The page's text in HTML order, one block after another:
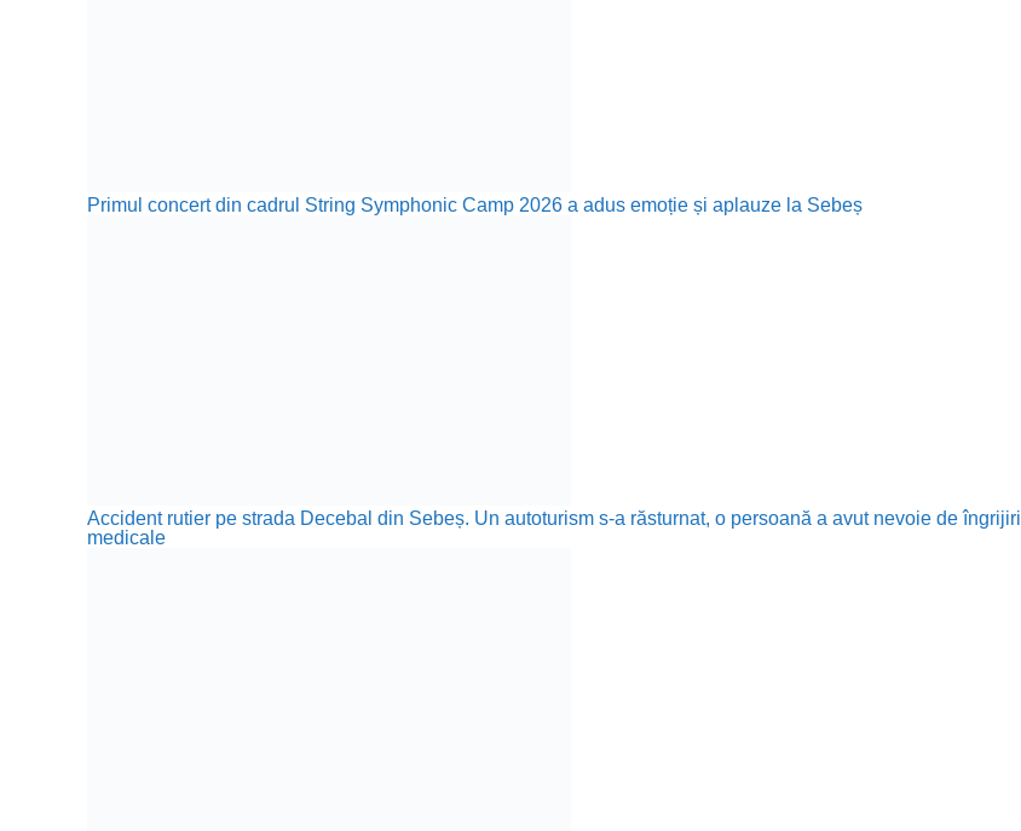
Primul concert din cadrul String Symphonic Camp 2026 a adus emoție și aplauze la Sebeș
Accident rutier pe strada Decebal din Sebeș. Un autoturism s-a răsturnat, o persoană a avut nevoie de îngrijiri
medicale